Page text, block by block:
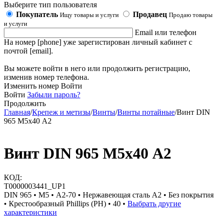
Выберите тип пользователя
Покупатель Ищу товары и услуги Продавец Продаю товары
и услуги
Email или телефон
На номер [phone] уже зарегистирован личный кабинет с
почтой [email].
Вы можете войти в него или продолжить регистрацию,
изменив номер телефона.
Изменить номер Войти
Войти Забыли пароль?
Продолжить
Главная/Крепеж и метизы/Винты/Винты потайные/Винт DIN
965 М5х40 А2
Винт DIN 965 М5х40 А2
КОД:
Т0000003441_UP1
DIN 965 • М5 • A2-70 • Нержавеющая сталь A2 • Без покрытия
• Крестообразный Phillips (PH) • 40 • Выбрать другие
характеристики